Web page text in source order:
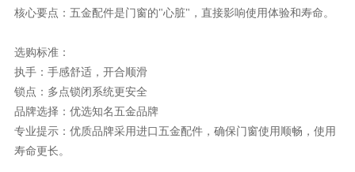
核心要点： 五金配件是门窗的"心脏"，直接影响使用体验和寿命。
选购标准：
执手：手感舒适，开合顺滑
锁点：多点锁闭系统更安全
品牌选择：优选知名五金品牌
专业提示：优质品牌采用进口五金配件，确保门窗使用顺畅，使用
寿命更长。